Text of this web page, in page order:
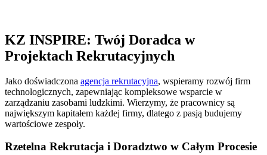
KZ INSPIRE: Twój Doradca w
Projektach Rekrutacyjnych
Jako doświadczona agencja rekrutacyjna, wspieramy rozwój firm
technologicznych, zapewniając kompleksowe wsparcie w
zarządzaniu zasobami ludzkimi. Wierzymy, że pracownicy są
największym kapitałem każdej firmy, dlatego z pasją budujemy
wartościowe zespoły.
Rzetelna Rekrutacja i Doradztwo w Całym Procesie